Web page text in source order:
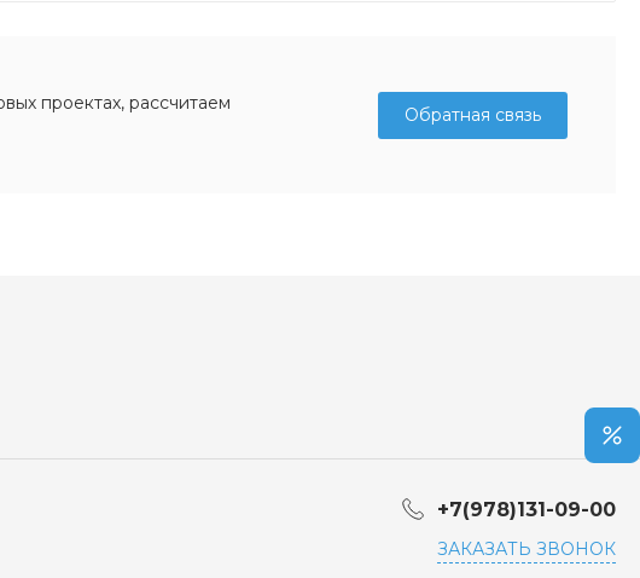
проектах, рассчитаем
Обратная связь
+7(978)131-09-00
ЗАКАЗАТЬ ЗВОНОК